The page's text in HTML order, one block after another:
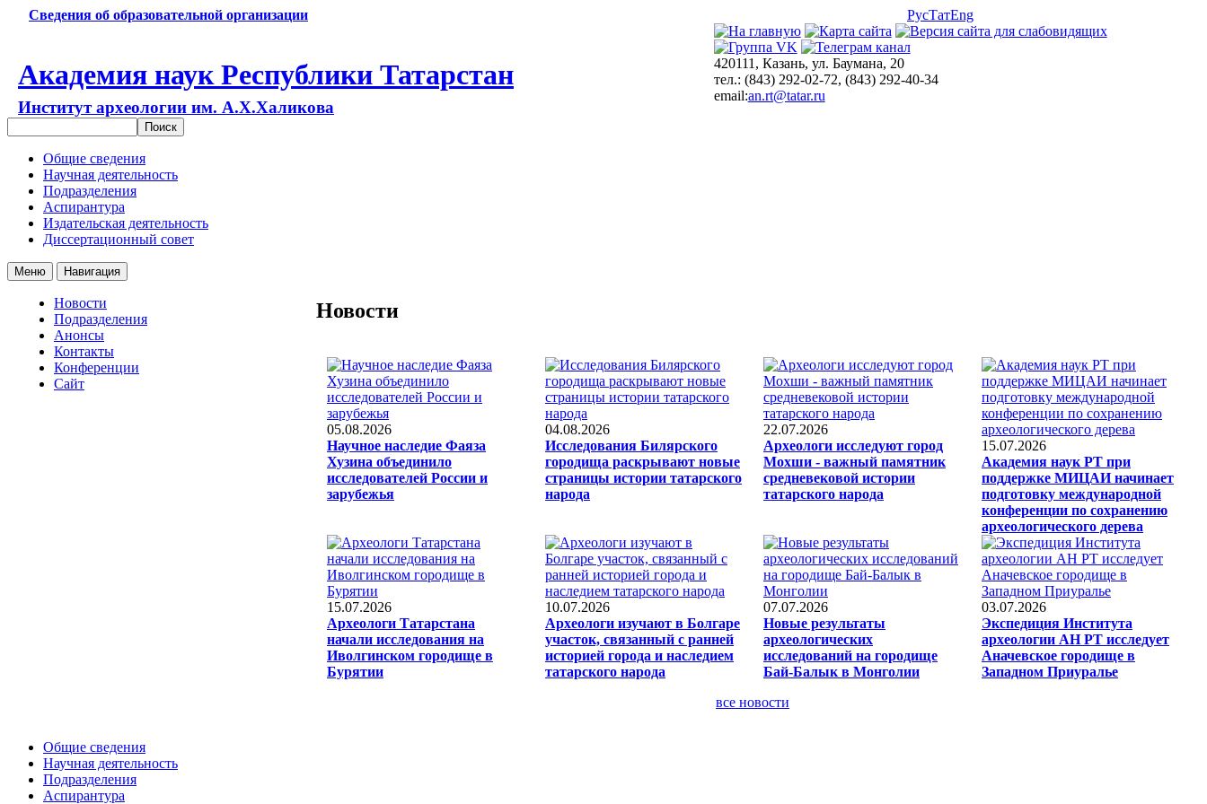
Сведения об образовательной организации РусТатEng
Академия наук Республики Татарстан
Институт археологии им. А.Х.Халикова
420111, Казань, ул. Баумана, 20
тел.: (843) 292-02-72, (843) 292-40-34
email:an.rt@tatar.ru
Общие сведения
Научная деятельность
Подразделения
Аспирантура
Издательская деятельность
Диссертационный совет
Меню Навигация
Новости
Подразделения
Анонсы
Контакты
Конференции
Сайт
Новости
05.08.2026
Научное наследие Фаяза
Хузина объединило
исследователей России и
зарубежья
04.08.2026
Исследования Билярского
городища раскрывают новые
страницы истории татарского
народа
22.07.2026
Археологи исследуют город
Мохши - важный памятник
средневековой истории
татарского народа
15.07.2026
Академия наук РТ при
поддержке МИЦАИ начинает
подготовку международной
конференции по сохранению
археологического дерева
15.07.2026
Археологи Татарстана
начали исследования на
Иволгинском городище в
Бурятии
10.07.2026
Археологи изучают в Болгаре
участок, связанный с ранней
историей города и наследием
татарского народа
07.07.2026
Новые результаты
археологических
исследований на городище
Бай-Балык в Монголии
03.07.2026
Экспедиция Института
археологии АН РТ исследует
Аначевское городище в
Западном Приуралье
все новости
Общие сведения
Научная деятельность
Подразделения
Аспирантура